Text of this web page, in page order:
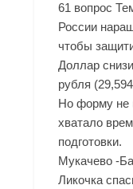
61 вопрос
России
чтобы
Доллар
рубля
Но форму не
хватало
подготовки.
Мукачево -
Ликочка